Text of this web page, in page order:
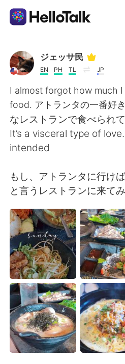
Language Exchange App
AI Grammar Checker
English
简体中文
Español العربية
日本語 한국어
Русский ไทย
Indonesia Italiano
Türkçe Tiếng
Português
ジェッサ民
EN PH TL JP
I almost forgot how much
food. アトランタの一番好き
なレストランで食べられ
It’s a visceral type of
intended
もし、アトランタに行け
と言うレストランに来て